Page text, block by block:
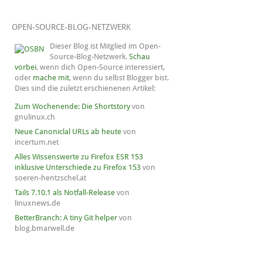
OPEN-SOURCE-BLOG-NETZWERK
Dieser Blog ist Mitglied im Open-
Source-Blog-Netzwerk.Schau
vorbei, wenn dich Open-Source interessiert,
oder mache mit, wenn du selbst Blogger bist.
Dies sind die zuletzt erschienenen Artikel:
Zum Wochenende: Die Shortstoryvon
gnulinux.ch
Neue Canoniclal URLs ab heute von
incertum.net
Alles Wissenswerte zu Firefox ESR 153
inklusive Unterschiede zu Firefox 153 von
soeren-hentzschel.at
Tails 7.10.1 als Notfall-Release von
linuxnews.de
BetterBranch: A tiny Git helper von
blog.bmarwell.de